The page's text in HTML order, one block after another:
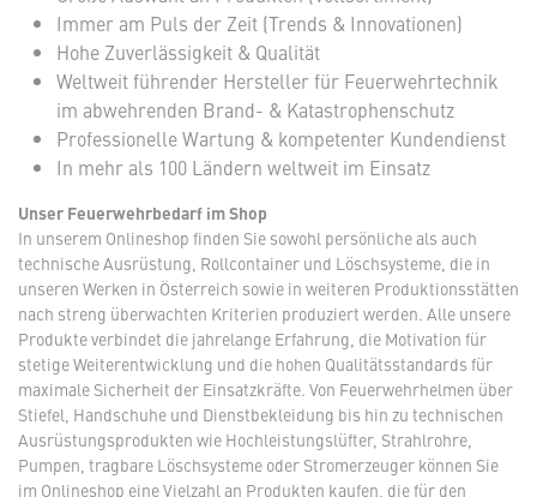
Immer am Puls der Zeit (Trends & Innovationen)
Hohe Zuverlässigkeit & Qualität
Weltweit führender Hersteller für Feuerwehrtechnik
im abwehrenden Brand- & Katastrophenschutz
Professionelle Wartung & kompetenter Kundendienst
In mehr als 100 Ländern weltweit im Einsatz
Unser Feuerwehrbedarf im Shop
In unserem Onlineshop finden Sie sowohl persönliche als auch
technische Ausrüstung, Rollcontainer und Löschsysteme, die in
unseren Werken in Österreich sowie in weiteren Produktionsstätten
nach streng überwachten Kriterien produziert werden. Alle unsere
Produkte verbindet die jahrelange Erfahrung, die Motivation für
stetige Weiterentwicklung und die hohen Qualitätsstandards für
maximale Sicherheit der Einsatzkräfte. Von Feuerwehrhelmen über
Stiefel, Handschuhe und Dienstbekleidung bis hin zu technischen
Ausrüstungsprodukten wie Hochleistungslüfter, Strahlrohre,
Pumpen, tragbare Löschsysteme oder Stromerzeuger können Sie
im Onlineshop eine Vielzahl an Produkten kaufen, die für den